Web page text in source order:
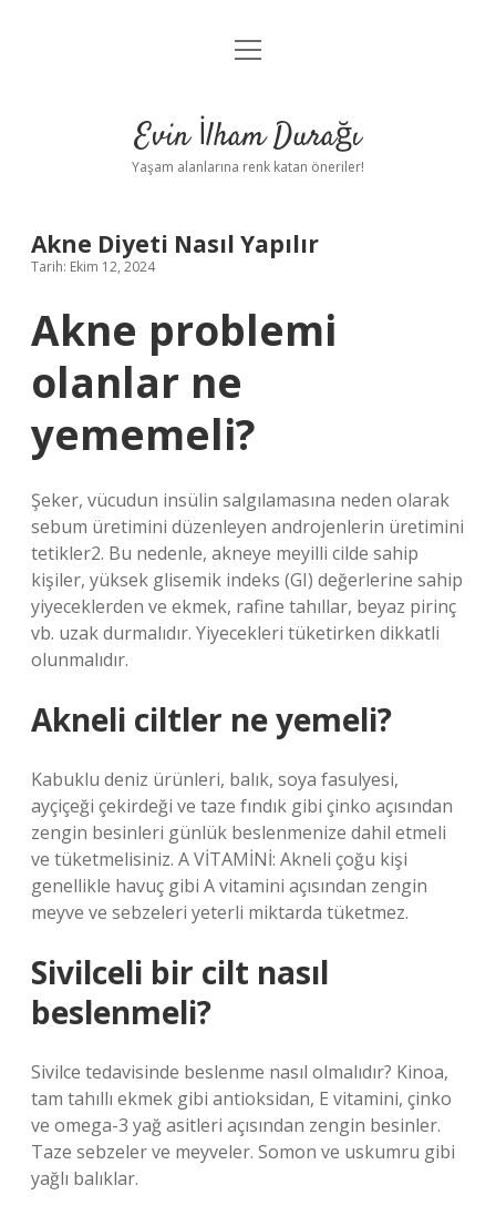
Anasayfa
Yasal Uyarı
menüyü
Evin İlham Durağı
Yaşam alanlarına renk katan öneriler!
Akne Diyeti Nasıl Yapılır
Tarih: Ekim 12, 2024
Akne problemi
olanlar ne
yememeli?
Şeker, vücudun insülin salgılamasına neden olarak
sebum üretimini düzenleyen androjenlerin üretimini
tetikler2. Bu nedenle, akneye meyilli cilde sahip
kişiler, yüksek glisemik indeks (GI) değerlerine sahip
yiyeceklerden ve ekmek, rafine tahıllar, beyaz pirinç
vb. uzak durmalıdır. Yiyecekleri tüketirken dikkatli
olunmalıdır.
Akneli ciltler ne yemeli?
Kabuklu deniz ürünleri, balık, soya fasulyesi,
ayçiçeği çekirdeği ve taze fındık gibi çinko açısından
zengin besinleri günlük beslenmenize dahil etmeli
ve tüketmelisiniz. A VİTAMİNİ: Akneli çoğu kişi
genellikle havuç gibi A vitamini açısından zengin
meyve ve sebzeleri yeterli miktarda tüketmez.
Sivilceli bir cilt nasıl
beslenmeli?
Sivilce tedavisinde beslenme nasıl olmalıdır? Kinoa,
tam tahıllı ekmek gibi antioksidan, E vitamini, çinko
ve omega-3 yağ asitleri açısından zengin besinler.
Taze sebzeler ve meyveler. Somon ve uskumru gibi
yağlı balıklar.